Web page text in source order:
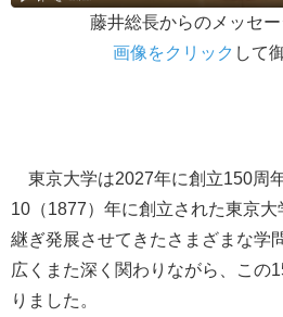
藤井総長からのメッセー
画像をクリック して
東京大学は2027年に創立150周
10（1877）年に創立された東京
継ぎ発展させてきたさまざまな学
広くまた深く関わりながら、この
りました。